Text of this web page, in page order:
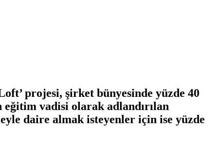
projesi, şirket bünyesinde yüzde 40
eğitim vadisi olarak adlandırılan
daire almak isteyenler için ise yüzde